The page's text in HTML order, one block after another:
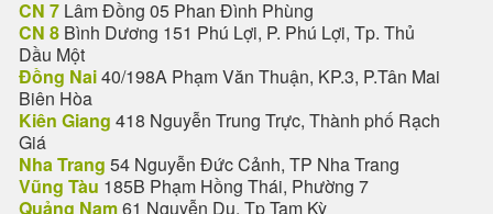
CN 7 Lâm Đồng 05 Phan Đình Phùng
CN 8 Bình Dương 151 Phú Lợi, P. Phú Lợi, Tp. Thủ
Dầu Một
Đồng Nai40/198A Phạm Văn Thuận, KP.3, P.Tân Mai
Biên Hòa
Kiên Giang 418 Nguyễn Trung Trực, Thành phố Rạch
Giá
Nha Trang 54 Nguyễn Đức Cảnh, TP Nha Trang
Vũng Tàu 185B Phạm Hồng Thái, Phường 7
Quảng Nam61 Nguyễn Du, Tp Tam Kỳ